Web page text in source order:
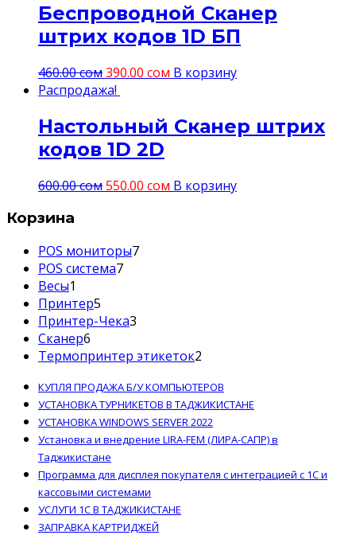
Беспроводной Сканер
штрих кодов 1D БП
460.00сом390.00 сом В корзину
Распродажа!
Настольный Сканер штрих
кодов 1D 2D
600.00сом550.00 сом В корзину
Корзина
POS мониторы77
POS система77
Весы1
товар
Принтер5
товаров
Принтер-Чека3
Сканер6
товаров
Термопринтер этикеток2
КУПЛЯ ПРОДАЖА Б/У КОМПЬЮТЕРОВ
УСТАНОВКА ТУРНИКЕТОВ В ТАДЖИКИСТАНЕ
УСТАНОВКА WINDOWS SERVER 2022
Установка и внедрение LIRA-FEM (ЛИРА-САПР) в
Таджикистане
Программа для дисплея покупателя с интеграцией с 1С и
кассовыми системами
УСЛУГИ 1С В ТАДЖИКИСТАНЕ
ЗАПРАВКА КАРТРИДЖЕЙ